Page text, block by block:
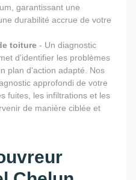
garantissant une
durabilité accrue de votre
toiture - Un diagnostic
d'identifier les problèmes
plan d'action adapté. Nos
approfondi de votre
fuites, les infiltrations et les
de manière ciblée et